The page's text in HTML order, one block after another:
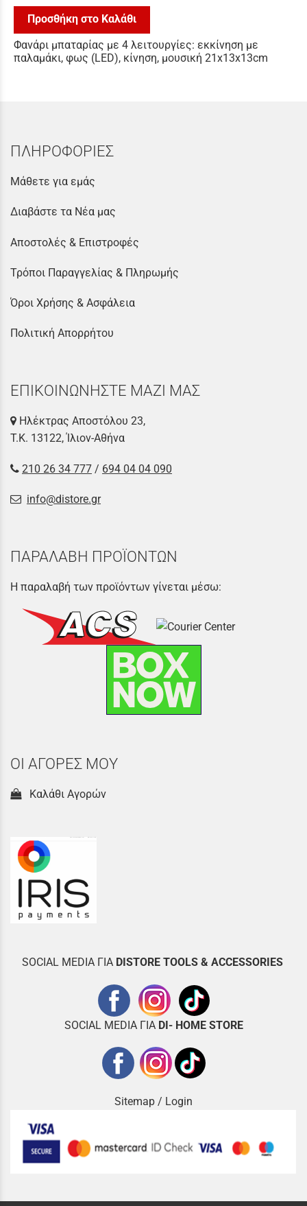
Προσθήκη στο Καλάθι
Φανάρι μπαταρίας με 4 λειτουργίες: εκκίνηση με
παλαμάκι, φως (LED), κίνηση, μουσική 21x13x13cm
ΠΛΗΡΟΦΟΡΙΕΣ
Μάθετε για εμάς
Διαβάστε τα Νέα μας
Αποστολές & Επιστροφές
Τρόποι Παραγγελίας & Πληρωμής
Όροι Χρήσης & Ασφάλεια
Πολιτική Απορρήτου
ΕΠΙΚΟΙΝΩΝΗΣΤΕ ΜΑΖΙ ΜΑΣ
Ηλέκτρας Αποστόλου 23,
Τ.Κ. 13122, Ίλιον-Αθήνα
210 26 34 777 / 694 04 04 090
info@distore.gr
ΠΑΡΑΛΑΒΗ ΠΡΟΪΟΝΤΩΝ
Η παραλαβή των προϊόντων γίνεται μέσω:
ΟΙ ΑΓΟΡΕΣ ΜΟΥ
Καλάθι Αγορών
SOCIAL MEDIA ΓΙΑ DISTORE TOOLS & ACCESSORIES
SOCIAL MEDIA ΓΙΑ DI- HOME STORE
Sitemap / Login